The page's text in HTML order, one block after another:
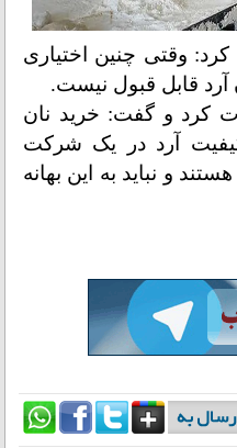
کرد: وقتی چنین اختیاری
آرد قابل قبول نیست.
کرد و گفت: خرید نان
آرد در یک شرکت
و نباید به این بهانه